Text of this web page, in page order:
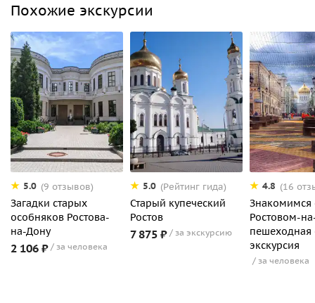
Похожие экскурсии
5.0 (9 отзывов)
Загадки старых
особняков Ростова-
на-Дону
2 106 ₽ за человека
5.0 (Рейтинг гида)
Старый купеческий
Ростов
7 875 ₽ за экскурсию
4.8 (16
Знакомимся
Ростовом-
пешеходная
экскурсия
за человека